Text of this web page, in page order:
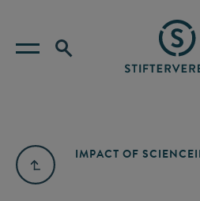
IMPACT OF SCIENCE